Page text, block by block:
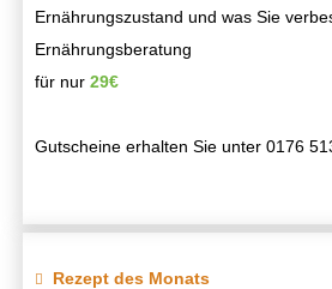
Ernährungszustand und was Sie
Ernährungsberatung
für nur29€
Gutscheine erhalten Sie unter 0176
Rezept des Monats